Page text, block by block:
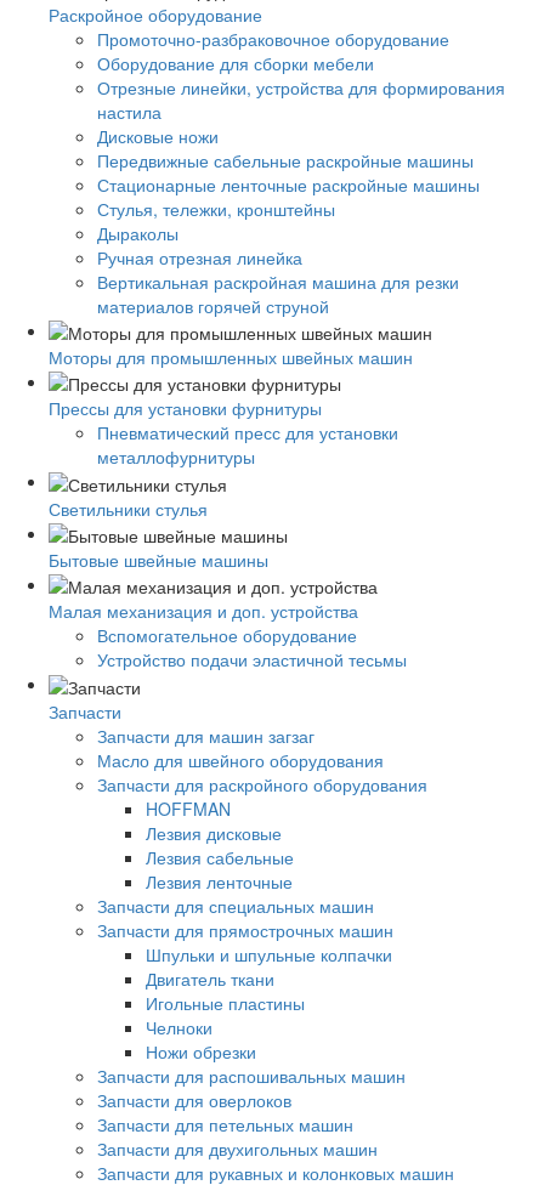
Раскройное оборудование
Промоточно-разбраковочное оборудование
Оборудование для сборки мебели
Отрезные линейки, устройства для формирования
настила
Дисковые ножи
Передвижные сабельные раскройные машины
Стационарные ленточные раскройные машины
Стулья, тележки, кронштейны
Дыраколы
Ручная отрезная линейка
Вертикальная раскройная машина для резки
материалов горячей струной
Моторы для промышленных швейных машин
Прессы для установки фурнитуры
Пневматический пресс для установки
металлофурнитуры
Светильники стулья
Бытовые швейные машины
Малая механизация и доп. устройства
Вспомогательное оборудование
Устройство подачи эластичной тесьмы
Запчасти
Запчасти для машин загзаг
Масло для швейного оборудования
Запчасти для раскройного оборудования
HOFFMAN
Лезвия дисковые
Лезвия сабельные
Лезвия ленточные
Запчасти для специальных машин
Запчасти для прямострочных машин
Шпульки и шпульные колпачки
Двигатель ткани
Игольные пластины
Челноки
Ножи обрезки
Запчасти для распошивальных машин
Запчасти для оверлоков
Запчасти для петельных машин
Запчасти для двухигольных машин
Запчасти для рукавных и колонковых машин